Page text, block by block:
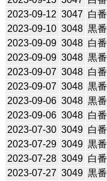
2023-09-12 3047 白番
2023-09-10 3048 黒番
2023-09-09 3048 白番
2023-09-09 3048 黒番
2023-09-07 3048 白番
2023-09-07 3048 黒番
2023-09-06 3048 黒番
2023-09-06 3048 白番
2023-07-30 3049 白番
2023-07-29 3049 黒番
2023-07-28 3049 白番
2023-07-27 3049 黒番